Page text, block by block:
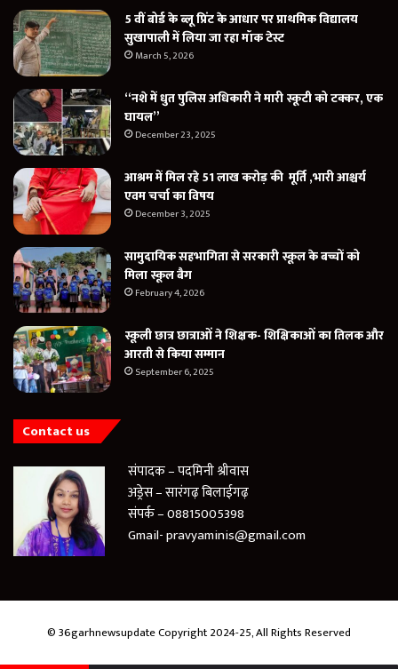
5 वीं बोर्ड के ब्लू प्रिंट के आधार पर प्राथमिक विद्यालय
सुखापाली में लिया जा रहा मॉक टेस्ट
March 5, 2026
“नशे में धुत पुलिस अधिकारी ने मारी स्कूटी को टक्कर, एक
घायल”
December 23, 2025
आश्रम में मिल रहे 51 लाख करोड़ की मूर्ति ,भारी आश्चर्य
एवम चर्चा का विषय
December 3, 2025
सामुदायिक सहभागिता से सरकारी स्कूल के बच्चों को
मिला स्कूल बैग
February 4, 2026
स्कूली छात्र छात्राओं ने शिक्षक- शिक्षिकाओं का तिलक और
आरती से किया सम्मान
September 6, 2025
Contact us
संपादक – पदमिनी श्रीवास
अड्रेस – सारंगढ़ बिलाईगढ़
संपर्क – 08815005398
Gmail- pravyaminis@gmail.com
© 36garhnewsupdate Copyright 2024-25, All Rights Reserved